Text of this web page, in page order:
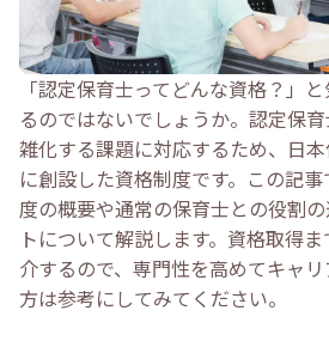
「認定保育士ってどんな資格？」と
るのではないでしょうか。認定保
雑化する課題に対応するため、日本
に創設した資格制度です。この記
度の概要や通常の保育士との役割の
トについて解説します。資格取得ま
介するので、専門性を高めてキャ
方は参考にしてみてください。